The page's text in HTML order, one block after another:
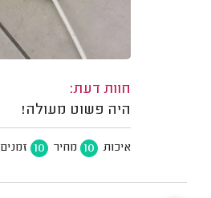
חוות דעת:
היה פשוט מעולה!
איכות 10 מחיר 10 זמנים